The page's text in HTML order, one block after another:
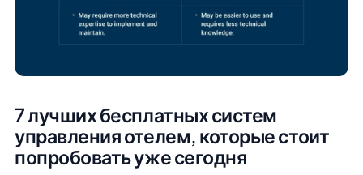
7 лучших бесплатных систем
управления отелем, которые стоит
попробовать уже сегодня